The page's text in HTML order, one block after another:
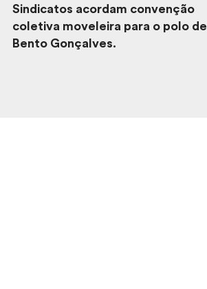
Sindicatos acordam convenção
coletiva moveleira para o polo de
Bento Gonçalves.